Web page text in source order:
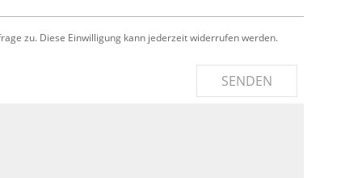
zu. Diese Einwilligung kann jederzeit widerrufen werden.
SENDEN